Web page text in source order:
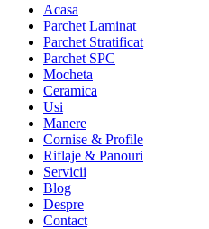
Acasa
Parchet Laminat
Parchet Stratificat
Parchet SPC
Mocheta
Ceramica
Usi
Manere
Cornise & Profile
Riflaje & Panouri
Servicii
Blog
Despre
Contact